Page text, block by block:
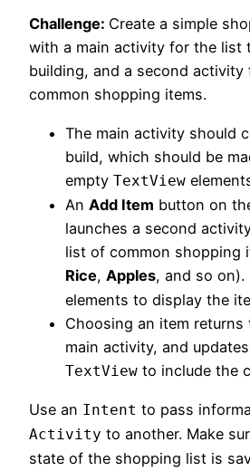
Challenge: Create a simple
with a main activity for the list
building, and a second
common shopping items.
The main activity should
build, which should be
empty TextView
An Add Item button on
launches a second
list of common shopping
Rice, Apples, and so on).
elements to display the
Choosing an item
main activity, and
TextView to include the
Use an Intent to pass
Activity to another. Make
state of the shopping list is